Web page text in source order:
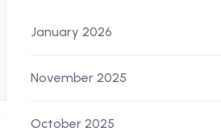
January 2026
November 2025
October 2025